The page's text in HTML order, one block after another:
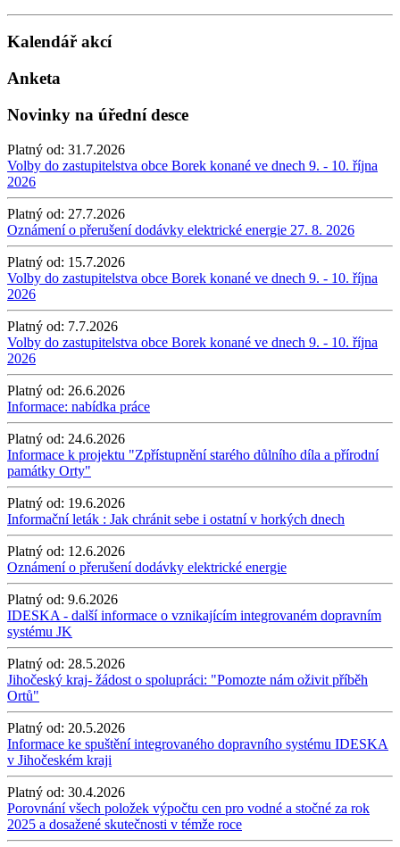
Kalendář akcí
Anketa
Novinky na úřední desce
Platný od: 31.7.2026
Volby do zastupitelstva obce Borek konané ve dnech 9. - 10. října
2026
Platný od: 27.7.2026
Oznámení o přerušení dodávky elektrické energie 27. 8. 2026
Platný od: 15.7.2026
Volby do zastupitelstva obce Borek konané ve dnech 9. - 10. října
2026
Platný od: 7.7.2026
Volby do zastupitelstva obce Borek konané ve dnech 9. - 10. října
2026
Platný od: 26.6.2026
Informace: nabídka práce
Platný od: 24.6.2026
Informace k projektu "Zpřístupnění starého důlního díla a přírodní
památky Orty"
Platný od: 19.6.2026
Informační leták : Jak chránit sebe i ostatní v horkých dnech
Platný od: 12.6.2026
Oznámení o přerušení dodávky elektrické energie
Platný od: 9.6.2026
IDESKA - další informace o vznikajícím integrovaném dopravním
systému JK
Platný od: 28.5.2026
Jihočeský kraj- žádost o spolupráci: "Pomozte nám oživit příběh
Ortů"
Platný od: 20.5.2026
Informace ke spuštění integrovaného dopravního systému IDESKA
v Jihočeském kraji
Platný od: 30.4.2026
Porovnání všech položek výpočtu cen pro vodné a stočné za rok
2025 a dosažené skutečnosti v témže roce